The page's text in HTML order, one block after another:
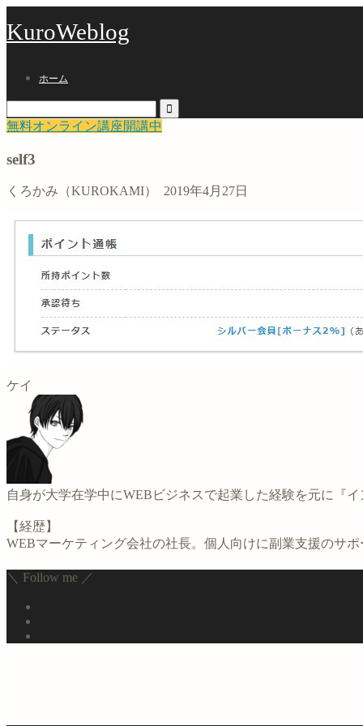
KuroWeblog
ホーム
無料オンライン講座開講中
self3
くろかみ（KUROKAMI） 2019年4月27日
ケイ
自身が大学在学中にWEBビジネスで起業した経験を元に『
【経歴】
WEBマーケティング会社の社長。個人向けに副業支援のサ
＼ Follow me ／